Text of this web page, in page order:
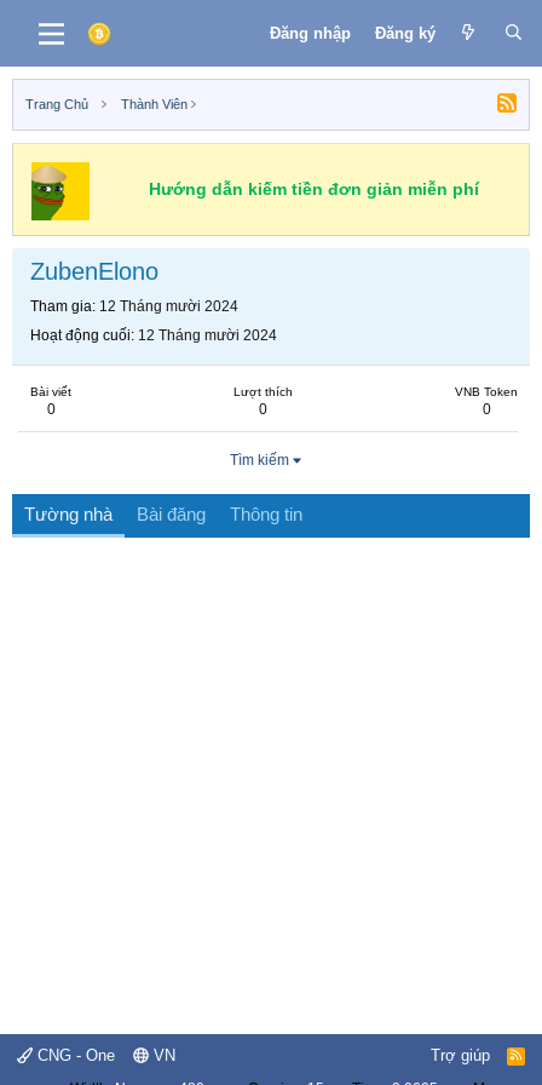
Đăng nhập Đăng ký
Trang Chủ Thành Viên
Hướng dẫn kiếm tiền đơn giản miễn phí
ZubenElono
Tham gia 12 Tháng mười 2024
Hoạt động cuối 12 Tháng mười 2024
Bài viết
0
Lượt thích
0
VNB Token
0
Tìm kiếm
Tường nhà Bài đăng Thông tin
CNG - One VN Trợ giúp
R